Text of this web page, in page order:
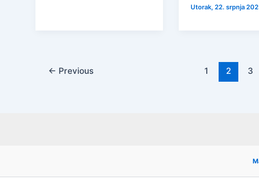
Utorak, 22. srpnja
← Previous 1 2 3